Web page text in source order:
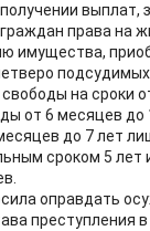
выплат,
права на
имущества,
на сроки
от 6 месяцев до
до 7 лет
сроком 5 лет
оправдать
преступления в